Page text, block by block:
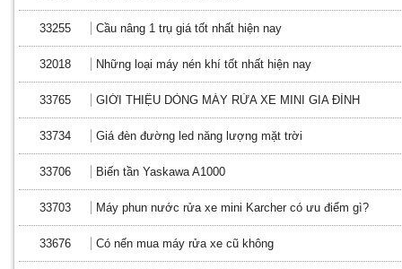
33255 Cầu nâng 1 trụ giá tốt nhất hiện nay
32018 Những loại máy nén khí tốt nhất hiện nay
33765 GIỚI THIỆU DÒNG MÁY RỬA XE MINI GIA ĐÌNH
33734 Giá đèn đường led năng lượng mặt trời
33706 Biến tần Yaskawa A1000
33703 Máy phun nước rửa xe mini Karcher có ưu điểm gì?
33676 Có nến mua máy rửa xe cũ không